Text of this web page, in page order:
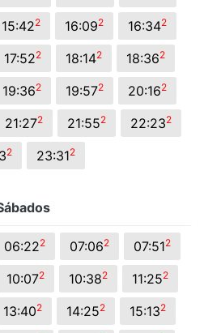
15:422 16:092 16:342
17:522 18:142 18:362
19:362 19:572 20:162
21:272 21:552 22:232
2 23:312
06:222 07:062 07:512
10:072 10:382 11:252
13:402 14:252 15:132